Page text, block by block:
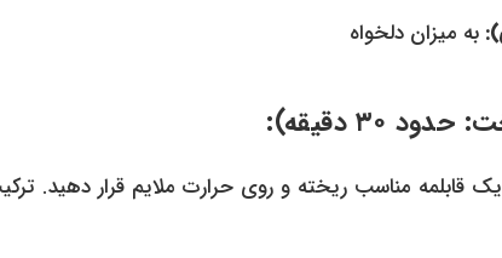
به میزان دلخواه
۳۰ دقیقه):
قابلمه مناسب ریخته و روی حرارت ملایم قرار دهید.